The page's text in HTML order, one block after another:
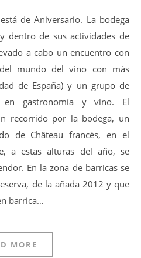
de Aniversario. La bodega
dentro de sus actividades de
a cabo un encuentro con
mundo del vino con más
de España) y un grupo de
en gastronomía y vino. El
recorrido por la bodega, un
de Château francés, en el
a estas alturas del año, se
En la zona de barricas se
de la añada 2012 y que
barrica…
MORE